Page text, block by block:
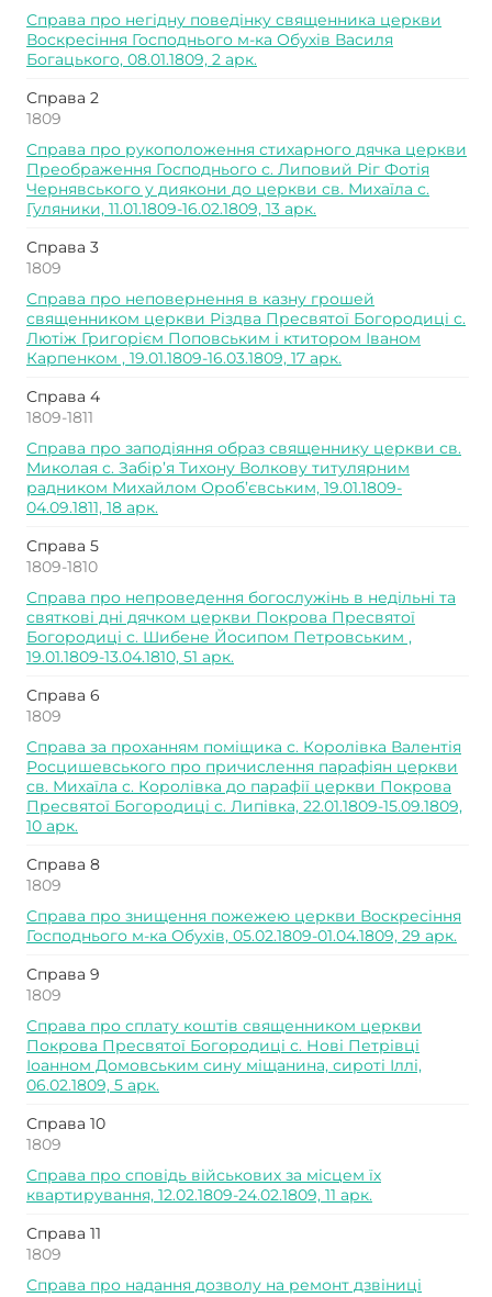
Справа про негідну поведінку священника церкви
Воскресіння Господнього м-ка Обухів Василя
Богацького, 08.01.1809, 2 арк.
Справа 2
1809
Справа про рукоположення стихарного дячка церкви
Преображення Господнього с. Липовий Ріг Фотія
Чернявського у диякони до церкви св. Михаїла с.
Гуляники, 11.01.1809-16.02.1809, 13 арк.
Справа 3
1809
Справа про неповернення в казну грошей
священником церкви Різдва Пресвятої Богородиці с.
Лютіж Григорієм Поповським і ктитором Іваном
Карпенком , 19.01.1809-16.03.1809, 17 арк.
Справа 4
1809-1811
Справа про заподіяння образ священнику церкви св.
Миколая с. Забір’я Тихону Волкову титулярним
радником Михайлом Ороб’євським, 19.01.1809-
04.09.1811, 18 арк.
Справа 5
1809-1810
Справа про непроведення богослужінь в недільні та
святкові дні дячком церкви Покрова Пресвятої
Богородиці с. Шибене Йосипом Петровським ,
19.01.1809-13.04.1810, 51 арк.
Справа 6
1809
Справа за проханням поміщика с. Королівка Валентія
Росцишевського про причислення парафіян церкви
св. Михаїла с. Королівка до парафії церкви Покрова
Пресвятої Богородиці с. Липівка, 22.01.1809-15.09.1809,
10 арк.
Справа 8
1809
Справа про знищення пожежею церкви Воскресіння
Господнього м-ка Обухів, 05.02.1809-01.04.1809, 29 арк.
Справа 9
1809
Справа про сплату коштів священником церкви
Покрова Пресвятої Богородиці с. Нові Петрівці
Іоанном Домовським сину міщанина, сироті Іллі,
06.02.1809, 5 арк.
Справа 10
1809
Справа про сповідь військових за місцем їх
квартирування, 12.02.1809-24.02.1809, 11 арк.
Справа 11
1809
Справа про надання дозволу на ремонт дзвіниці